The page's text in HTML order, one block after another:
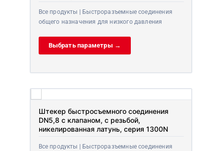
Все продукты | Быстроразъемные соединения
общего назначения для низкого давления
Выбрать параметры →
Штекер быстросъемного соединения
DN5,8 с клапаном, с резьбой,
никелированная латунь, серия 1300N
Все продукты | Быстроразъемные соединения